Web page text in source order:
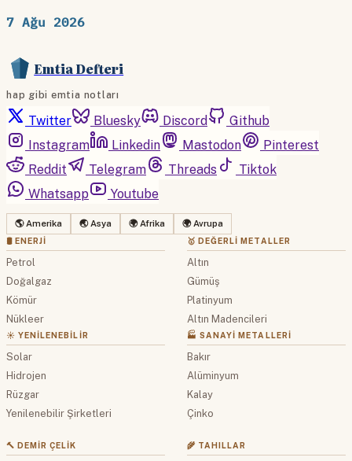
7 Ağu 2026
Emtia Defteri
hap gibi emtia notları
Twitter Bluesky Discord
Github
Instagram
Linkedin Mastodon
Pinterest
Reddit
Telegram Threads
Tiktok
Whatsapp
Youtube
🌎 Amerika 🌏 Asya 🌍 Afrika 🌍 Avrupa
🛢 ENERJI
Petrol
Doğalgaz
Kömür
Nükleer
☀️ YENILENEBILIR
Solar
Hidrojen
Rüzgar
Yenilenebilir Şirketleri
🥇 DEĞERLI METALLER
Altın
Gümüş
Platinyum
Altın Madencileri
🏭 SANAYI METALLERI
Bakır
Alüminyum
Kalay
Çinko
🔨 DEMIR ÇELIK 🌾 TAHILLAR